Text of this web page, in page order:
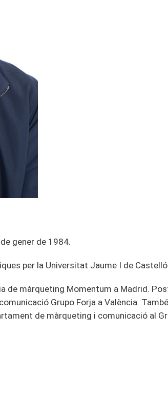
gener de 1 984.
per la Universitat Jaume I de
de màrqueting Momentum a Madrid.
Grupo Forja a València.
de màrqueting i comunicació al